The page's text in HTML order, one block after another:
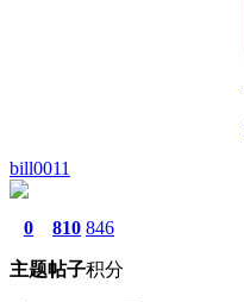
bill0011
0
主题
810
帖子
846
积分